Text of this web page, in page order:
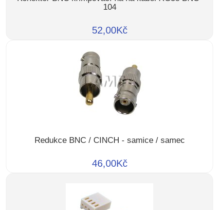
104
52,00Kč
Redukce BNC / CINCH - samice / samec
46,00Kč